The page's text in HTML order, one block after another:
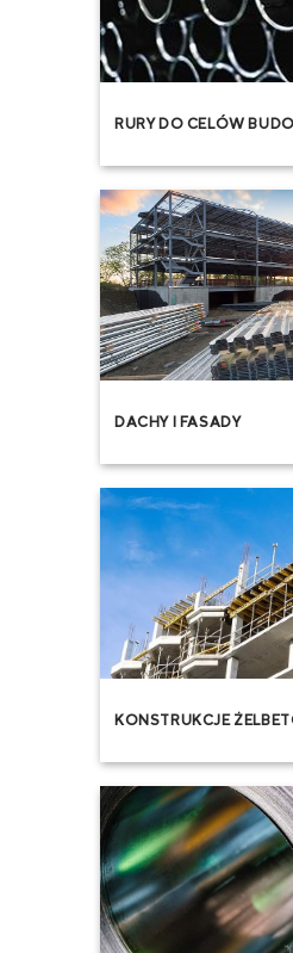
RURY DO CELÓW
DACHY I FASADY
KONSTRUKCJE